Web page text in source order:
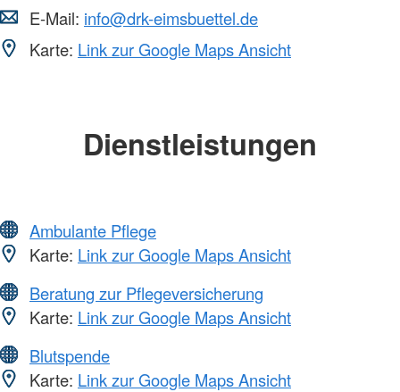
E-Mail: info@drk-eimsbuettel.de
Karte: Link zur Google Maps Ansicht
Dienstleistungen
Ambulante Pflege
Karte: Link zur Google Maps Ansicht
Beratung zur Pflegeversicherung
Karte: Link zur Google Maps Ansicht
Blutspende
Karte: Link zur Google Maps Ansicht